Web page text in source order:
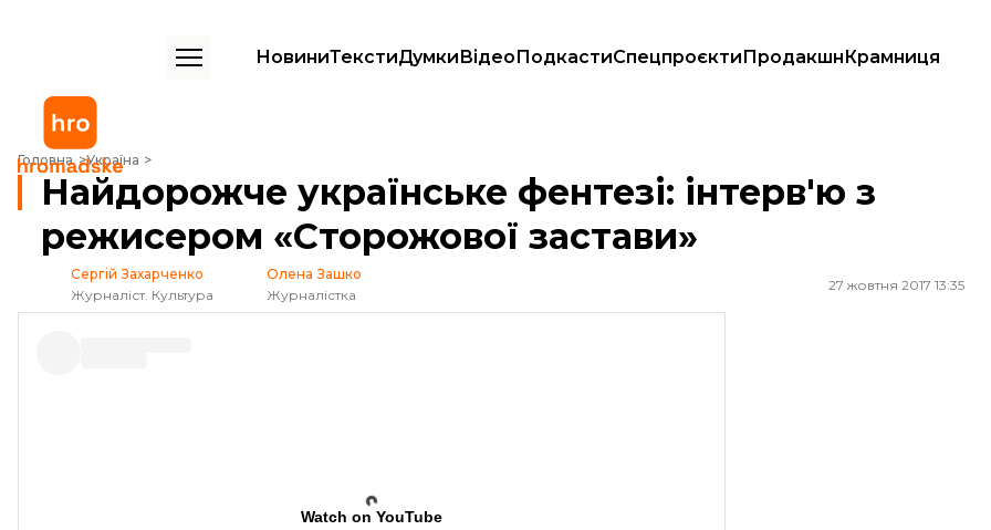
НовиниТекстиДумкиВідеоПодкастиСпецпроєктиПродакшнКрамниця
Головна Україна
Найдорожче українське фентезі: інтерв'ю з режисером «Сторожової застави»
Найдорожче українське фентезі: інтерв'ю з
режисером «Сторожової застави»
Сергій Захарченко
Журналіст. Культура
Олена Зашко
Журналістка
27 жовтня 2017 13:35
Watch on YouTube